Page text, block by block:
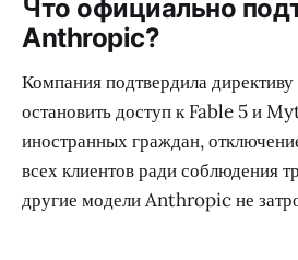
Что официально
Anthropic?
Компания подтвердила
остановить доступ к Fable 5 и
иностранных граждан,
всех клиентов ради соблюдения
другие модели Anthropic не